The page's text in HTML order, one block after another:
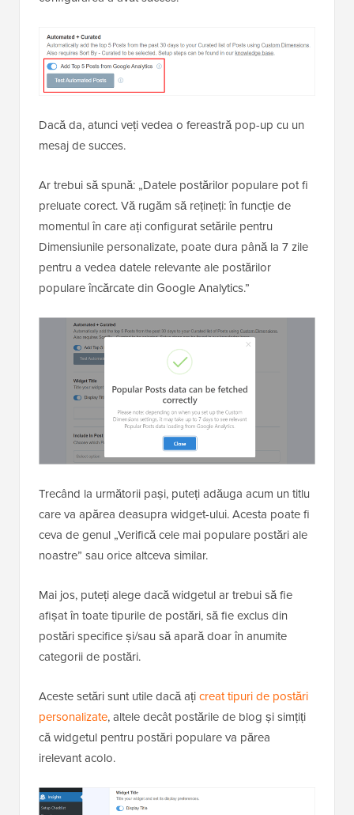
Dacă da, atunci veți vedea o fereastră pop-up cu un
mesaj de succes.
Ar trebui să spună: „Datele postărilor populare pot fi
preluate corect. Vă rugăm să rețineți: în funcție de
momentul în care ați configurat setările pentru
Dimensiunile personalizate, poate dura până la 7 zile
pentru a vedea datele relevante ale postărilor
populare încărcate din Google Analytics.”
Trecând la următorii pași, puteți adăuga acum un titlu
care va apărea deasupra widget-ului. Acesta poate fi
ceva de genul „Verifică cele mai populare postări ale
noastre” sau orice altceva similar.
Mai jos, puteți alege dacă widgetul ar trebui să fie
afișat în toate tipurile de postări, să fie exclus din
postări specifice și/sau să apară doar în anumite
categorii de postări.
Aceste setări sunt utile dacă ațicreat tipuri de postări
personalizate, altele decât postările de blog și simțiți
că widgetul pentru postări populare va părea
irelevant acolo.